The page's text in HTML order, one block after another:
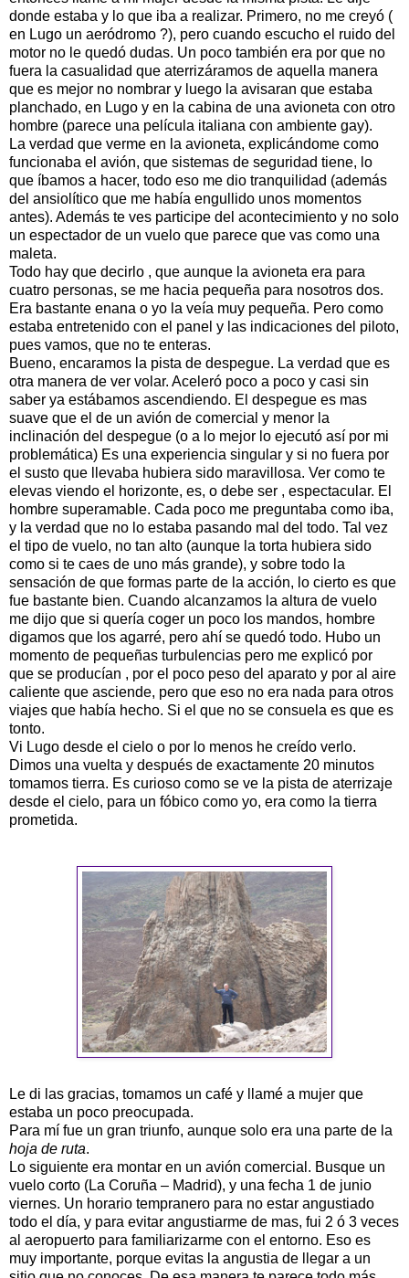
donde estaba y lo que iba a realizar. Primero, no me creyó (
en Lugo un aeródromo ?), pero cuando escucho el ruido del
motor no le quedó dudas. Un poco también era por que no
fuera la casualidad que aterrizáramos de aquella manera
que es mejor no nombrar y luego la avisaran que estaba
planchado, en Lugo y en la cabina de una avioneta con otro
hombre (parece una película italiana con ambiente gay).
La verdad que verme en la avioneta, explicándome como
funcionaba el avión, que sistemas de seguridad tiene, lo
que íbamos a hacer, todo eso me dio tranquilidad (además
del ansiolítico que me había engullido unos momentos
antes). Además te ves participe del acontecimiento y no solo
un espectador de un vuelo que parece que vas como una
maleta.
Todo hay que decirlo , que aunque la avioneta era para
cuatro personas, se me hacia pequeña para nosotros dos.
Era bastante enana o yo la veía muy pequeña. Pero como
estaba entretenido con el panel y las indicaciones del piloto,
pues vamos, que no te enteras.
Bueno, encaramos la pista de despegue. La verdad que es
otra manera de ver volar. Aceleró poco a poco y casi sin
saber ya estábamos ascendiendo. El despegue es mas
suave que el de un avión de comercial y menor la
inclinación del despegue (o a lo mejor lo ejecutó así por mi
problemática) Es una experiencia singular y si no fuera por
el susto que llevaba hubiera sido maravillosa. Ver como te
elevas viendo el horizonte, es, o debe ser , espectacular. El
hombre superamable. Cada poco me preguntaba como iba,
y la verdad que no lo estaba pasando mal del todo. Tal vez
el tipo de vuelo, no tan alto (aunque la torta hubiera sido
como si te caes de uno más grande), y sobre todo la
sensación de que formas parte de la acción, lo cierto es que
fue bastante bien. Cuando alcanzamos la altura de vuelo
me dijo que si quería coger un poco los mandos, hombre
digamos que los agarré, pero ahí se quedó todo. Hubo un
momento de pequeñas turbulencias pero me explicó por
que se producían , por el poco peso del aparato y por al aire
caliente que asciende, pero que eso no era nada para otros
viajes que había hecho. Si el que no se consuela es que es
tonto.
Vi Lugo desde el cielo o por lo menos he creído verlo.
Dimos una vuelta y después de exactamente 20 minutos
tomamos tierra. Es curioso como se ve la pista de aterrizaje
desde el cielo, para un fóbico como yo, era como la tierra
prometida.
Le di las gracias, tomamos un café y llamé a mujer que
estaba un poco preocupada.
Para mí fue un gran triunfo, aunque solo era una parte de la
hoja de ruta.
Lo siguiente era montar en un avión comercial. Busque un
vuelo corto (La Coruña – Madrid), y una fecha 1 de junio
viernes. Un horario tempranero para no estar angustiado
todo el día, y para evitar angustiarme de mas, fui 2 ó 3 veces
al aeropuerto para familiarizarme con el entorno. Eso es
muy importante, porque evitas la angustia de llegar a un